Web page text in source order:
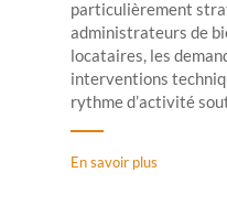
particulièrement
administrateurs de
locataires, les
interventions
rythme d’activité
En savoir plus